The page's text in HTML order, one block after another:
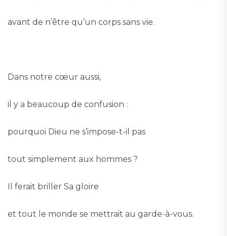
avant de n’être qu’un corps sans vie.
Dans notre cœur aussi,
il y a beaucoup de confusion :
pourquoi Dieu ne s’impose-t-il pas
tout simplement aux hommes ?
Il ferait briller Sa gloire
et tout le monde se mettrait au garde-à-vous.